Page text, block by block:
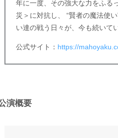
年に一度、その強大な力をふる
災＞に対抗し、 “賢者の魔法使
い達の戦う日々が、今も続いてい
公式サイト： https://
演概要